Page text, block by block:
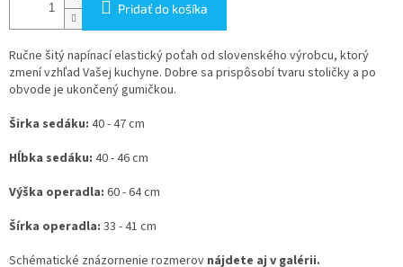
Pridať do košíka
Ručne šitý napínací elastický poťah od slovenského výrobcu, ktorý
zmení vzhľad Vašej kuchyne. Dobre sa prispôsobí tvaru stoličky a po
obvode je ukončený gumičkou.
Širka sedáku: 40 - 47 cm
Hĺbka sedáku: 40 - 46 cm
Výška operadla: 60 - 64 cm
Šírka operadla: 33 - 41 cm
Schématické znázornenie rozmerov nájdete aj v galérii.